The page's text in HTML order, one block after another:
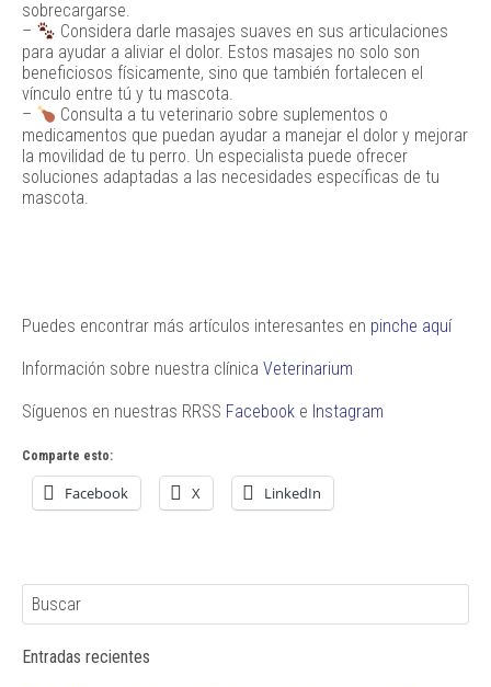
sobrecargarse.
–
Considera darle masajes suaves en sus articulaciones
para ayudar a aliviar el dolor. Estos masajes no solo son
beneficiosos físicamente, sino que también fortalecen el
vínculo entre tú y tu mascota.
–
Consulta a tu veterinario sobre suplementos o
medicamentos que puedan ayudar a manejar el dolor y mejorar
la movilidad de tu perro. Un especialista puede ofrecer
soluciones adaptadas a las necesidades específicas de tu
mascota.
Puedes encontrar más artículos interesantes en pinche aquí
Información sobre nuestra clínica Veterinarium
Síguenos en nuestras RRSS Facebook e Instagram
Comparte esto:
Facebook X LinkedIn
Entradas recientes